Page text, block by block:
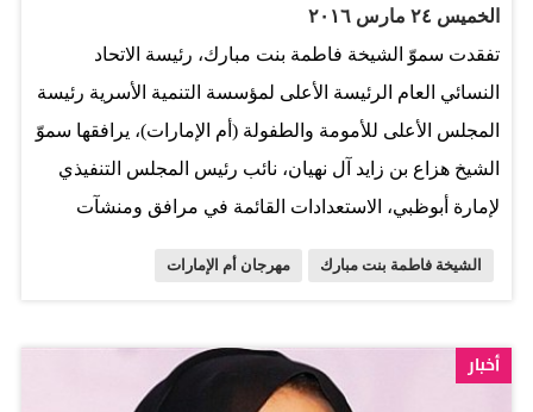
الخميس ٢٤ مارس ٢٠١٦
تفقدت سموّ الشيخة فاطمة بنت مبارك، رئيسة الاتحاد
النسائي العام الرئيسة الأعلى لمؤسسة التنمية الأسرية رئيسة
المجلس الأعلى للأمومة والطفولة (أم الإمارات)، يرافقها سموّ
الشيخ هزاع بن زايد آل نهيان، نائب رئيس المجلس التنفيذي
لإمارة أبوظبي، الاستعدادات القائمة في مرافق ومنشآت
الخمس، إضافة إلى «جناح أم الإمارات»، الذي يعدّ أحد المعالم
الرئيسة، التي تستعرض مسيرة سموّها والدعم الذي قدمته
الشيخة فاطمة بنت مبارك مهرجان أم الإمارات
أخبار